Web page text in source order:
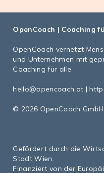
OpenCoach | Coaching
OpenCoach vernetzt
und Unternehmen mit
Coaching für alle.
hello@opencoach.at |
© 2026 OpenCoach GmbH
Gefördert durch die
Stadt Wien.
Finanziert von der